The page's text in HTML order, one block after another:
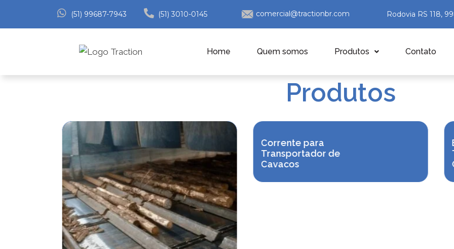
(51) 99687-7943 (51) 3010-0145 comercial@tractionbr.com Rodovia RS 118,
Home Quem somos Produtos Contato
Produtos
Corrente para
Transportador de
Cavacos